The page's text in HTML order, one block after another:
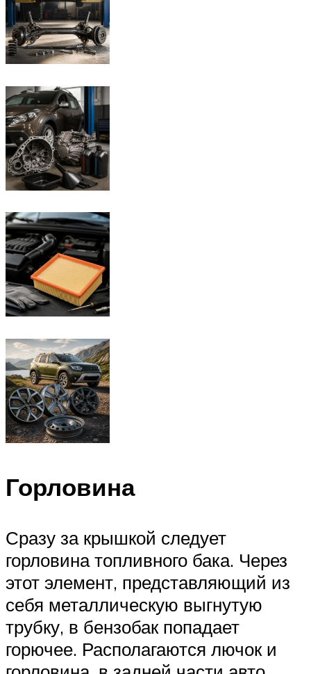
Горловина
Сразу за крышкой следует
горловина топливного бака. Через
этот элемент, представляющий из
себя металлическую выгнутую
трубку, в бензобак попадает
горючее. Располагаются лючок и